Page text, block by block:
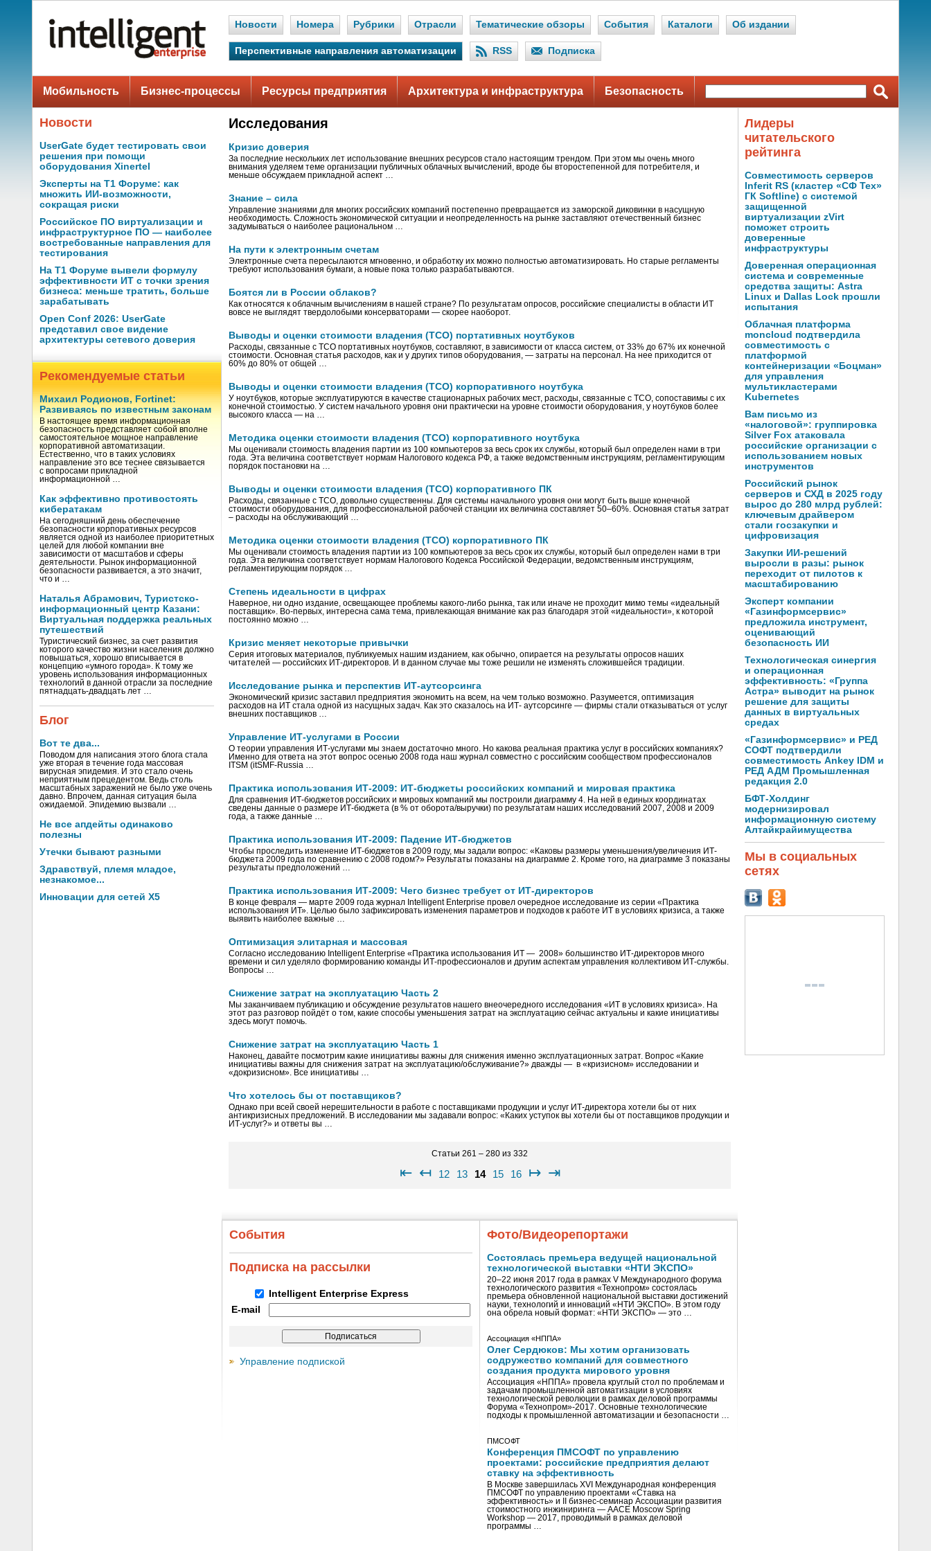
Новости Номера Рубрики Отрасли Тематические обзоры События Каталоги Об издании
Перспективные направления автоматизации RSS Подписка
Мобильность Бизнес-процессы Ресурсы предприятия Архитектура и инфраструктура Безопасность
Новости
UserGate будет тестировать свои
решения при помощи
оборудования Xinertel
Эксперты на Т1 Форуме: как
множить ИИ-возможности,
сокращая риски
Российское ПО виртуализации и
инфраструктурное ПО — наиболее
востребованные направления для
тестирования
На Т1 Форуме вывели формулу
эффективности ИТ с точки зрения
бизнеса: меньше тратить, больше
зарабатывать
Open Conf 2026: UserGate
представил свое видение
архитектуры сетевого доверия
Рекомендуемые статьи
Михаил Родионов, Fortinet:
Развиваясь по известным законам
В настоящее время информационная
безопасность представляет собой вполне
самостоятельное мощное направление
корпоративной автоматизации.
Естественно, что в таких условиях
направление это все теснее связывается
с вопросами прикладной
информационной …
Как эффективно противостоять
кибератакам
На сегодняшний день обеспечение
безопасности корпоративных ресурсов
является одной из наиболее приоритетных
целей для любой компании вне
зависимости от масштабов и сферы
деятельности. Рынок информационной
безопасности развивается, а это значит,
что и …
Наталья Абрамович, Туристско-
информационный центр Казани:
Виртуальная поддержка реальных
путешествий
Туристический бизнес, за счет развития
которого качество жизни населения должно
повышаться, хорошо вписывается в
концепцию «умного города». К тому же
уровень использования информационных
технологий в данной отрасли за последние
пятнадцать-двадцать лет …
Блог
Вот те два...
Поводом для написания этого блога стала
уже вторая в течение года массовая
вирусная эпидемия. И это стало очень
неприятным прецедентом. Ведь столь
масштабных заражений не было уже очень
давно. Впрочем, данная ситуация была
ожидаемой. Эпидемию вызвали …
Не все апдейты одинаково
полезны
Утечки бывают разными
Здравствуй, племя младое,
незнакомое...
Инновации для сетей X5
Исследования
Кризис доверия
За последние нескольких лет использование внешних ресурсов стало настоящим трендом. При этом мы очень много
внимания уделяем теме организации публичных облачных вычислений, вроде бы второстепенной для потребителя, и
меньше обсуждаем прикладной аспект …
Знание – сила
Управление знаниями для многих российских компаний постепенно превращается из заморской диковинки в насущную
необходимость. Сложность экономической ситуации и неопределенность на рынке заставляют отечественный бизнес
задумываться о наиболее рациональном …
На пути к электронным счетам
Электронные счета пересылаются мгновенно, и обработку их можно полностью автоматизировать. Но старые регламенты
требуют использования бумаги, а новые пока только разрабатываются.
Боятся ли в России облаков?
Как относятся к облачным вычислениям в нашей стране? По результатам опросов, российские специалисты в области ИТ
вовсе не выглядят твердолобыми консерваторами — скорее наоборот.
Выводы и оценки стоимости владения (ТСО) портативных ноутбуков
Расходы, связанные с TCO портативных ноутбуков, составляют, в зависимости от класса систем, от 33% до 67% их конечной
стоимости. Основная статья расходов, как и у других типов оборудования, — затраты на персонал. На нее приходится от
60% до 80% от общей …
Выводы и оценки стоимости владения (ТСО) корпоративного ноутбука
У ноутбуков, которые эксплуатируются в качестве стационарных рабочих мест, расходы, связанные с TCO, сопоставимы с их
конечной стоимостью. У систем начального уровня они практически на уровне стоимости оборудования, у ноутбуков более
высокого класса — на …
Методика оценки стоимости владения (ТСО) корпоративного ноутбука
Мы оценивали стоимость владения партии из 100 компьютеров за весь срок их службы, который был определен нами в три
года. Эта величина соответствует нормам Налогового кодекса РФ, а также ведомственным инструкциям, регламентирующим
порядок постановки на …
Выводы и оценки стоимости владения (ТСО) корпоративного ПК
Расходы, связанные с TCO, довольно существенны. Для системы начального уровня они могут быть выше конечной
стоимости оборудования, для профессиональной рабочей станции их величина составляет 50–60%. Основная статья затрат
– расходы на обслуживающий …
Методика оценки стоимости владения (ТСО) корпоративного ПК
Мы оценивали стоимость владения партии из 100 компьютеров за весь срок их службы, который был определен нами в три
года. Эта величина соответствует нормам Налогового Кодекса Российской Федерации, ведомственным инструкциям,
регламентирующим порядок …
Степень идеальности в цифрах
Наверное, ни одно издание, освещающее проблемы какого‑либо рынка, так или иначе не проходит мимо темы «идеальный
поставщик». Во-первых, интересна сама тема, привлекающая внимание как раз благодаря этой «идеальности», к которой
постоянно можно …
Кризис меняет некоторые привычки
Серия итоговых материалов, публикуемых нашим изданием, как обычно, опирается на результаты опросов наших
читателей — российских ИТ-директоров. И в данном случае мы тоже решили не изменять сложившейся традиции.
Исследование рынка и перспектив ИТ-аутсорсинга
Экономический кризис заставил предприятия экономить на всем, на чем только возможно. Разумеется, оптимизация
расходов на ИТ стала одной из насущных задач. Как это сказалось на ИТ- аутсорсинге — фирмы стали отказываться от услуг
внешних поставщиков …
Управление ИТ-услугами в России
О теории управления ИТ-услугами мы знаем достаточно много. Но какова реальная практика услуг в российских компаниях?
Именно для ответа на этот вопрос осенью 2008 года наш журнал совместно с российским сообществом профессионалов
ITSM (itSMF-Russia …
Практика использования ИТ-2009: ИТ-бюджеты российских компаний и мировая практика
Для сравнения ИТ-бюджетов российских и мировых компаний мы построили диаграмму 4. На ней в единых координатах
сведены данные о размере ИТ-бюджета (в % от оборота/выручки) по результатам наших исследований 2007, 2008 и 2009
года, а также данные …
Практика использования ИТ-2009: Падение ИТ-бюджетов
Чтобы проследить изменение ИТ-бюджетов в 2009 году, мы задали вопрос: «Каковы размеры уменьшения/увеличения ИТ-
бюджета 2009 года по сравнению с 2008 годом?» Результаты показаны на диаграмме 2. Кроме того, на диаграмме 3 показаны
результаты предположений …
Практика использования ИТ-2009: Чего бизнес требует от ИТ-директоров
В конце февраля — марте 2009 года журнал Intelligent Enterprise провел очередное исследование из серии «Практика
использования ИТ». Целью было зафиксировать изменения параметров и подходов к работе ИТ в условиях кризиса, а также
выявить наиболее важные …
Оптимизация элитарная и массовая
Согласно исследованию Intelligent Enterprise «Практика использования ИТ — 2008» большинство ИТ-директоров много
времени и сил уделяло формированию команды ИТ‑профессионалов и другим аспектам управления коллективом ИТ‑службы.
Вопросы …
Снижение затрат на эксплуатацию Часть 2
Мы заканчиваем публикацию и обсуждение результатов нашего внеочередного исследования «ИТ в условиях кризиса». На
этот раз разговор пойдёт о том, какие способы уменьшения затрат на эксплуатацию сейчас актуальны и какие инициативы
здесь могут помочь.
Снижение затрат на эксплуатацию Часть 1
Наконец, давайте посмотрим какие инициативы важны для снижения именно эксплуатационных затрат. Вопрос «Какие
инициативы важны для снижения затрат на эксплуатацию/обслуживание?» дважды — в «кризисном» исследовании и
«докризисном». Все инициативы …
Что хотелось бы от поставщиков?
Однако при всей своей нерешительности в работе с поставщиками продукции и услуг ИТ-директора хотели бы от них
антикризисных предложений. В исследовании мы задавали вопрос: «Каких уступок вы хотели бы от поставщиков продукции и
ИТ-услуг?» и ответы вы …
Статьи 261 – 280 из 332
⇤ ↤ 12 13 14 15 16 ↦ ⇥
События
Подписка на рассылки
Intelligent Enterprise Express
E-mail
Управление подпиской
Фото/Видеорепортажи
Состоялась премьера ведущей национальной
технологической выставки «НТИ ЭКСПО»
20–22 июня 2017 года в рамках V Международного форума
технологического развития «Технопром» состоялась
премьера обновленной национальной выставки достижений
науки, технологий и инноваций «НТИ ЭКСПО». В этом году
она обрела новый формат: «НТИ ЭКСПО» — это …
Ассоциация «НППА»
Олег Сердюков: Мы хотим организовать
содружество компаний для совместного
создания продукта мирового уровня
Ассоциация «НППА» провела круглый стол по проблемам и
задачам промышленной автоматизации в условиях
технологической революции в рамках деловой программы
Форума «Технопром»-2017. Основные технологические
подходы к промышленной автоматизации и безопасности …
ПМСОФТ
Конференция ПМСОФТ по управлению
проектами: российские предприятия делают
ставку на эффективность
В Москве завершилась XVI Международная конференция
ПМСОФТ по управлению проектами «Ставка на
эффективность» и II бизнес-семинар Ассоциации развития
стоимостного инжиниринга — AACE Moscow Spring
Workshop — 2017, проводимый в рамках деловой
программы …
Лидеры
читательского
рейтинга
Совместимость серверов
Inferit RS (кластер «СФ Тех»
ГК Softline) с системой
защищенной
виртуализации zVirt
поможет строить
доверенные
инфраструктуры
Доверенная операционная
система и современные
средства защиты: Astra
Linux и Dallas Lock прошли
испытания
Облачная платформа
moncloud подтвердила
совместимость с
платформой
контейнеризации «Боцман»
для управления
мультикластерами
Kubernetes
Вам письмо из
«налоговой»: группировка
Silver Fox атаковала
российские организации с
использованием новых
инструментов
Российский рынок
серверов и СХД в 2025 году
вырос до 280 млрд рублей:
ключевым драйвером
стали госзакупки и
цифровизация
Закупки ИИ-решений
выросли в разы: рынок
переходит от пилотов к
масштабированию
Эксперт компании
«Газинформсервис»
предложила инструмент,
оценивающий
безопасность ИИ
Технологическая синергия
и операционная
эффективность: «Группа
Астра» выводит на рынок
решение для защиты
данных в виртуальных
средах
«Газинформсервис» и РЕД
СОФТ подтвердили
совместимость Ankey IDM и
РЕД АДМ Промышленная
редакция 2.0
БФТ-Холдинг
модернизировал
информационную систему
Алтайкрайимущества
Мы в социальных
сетях